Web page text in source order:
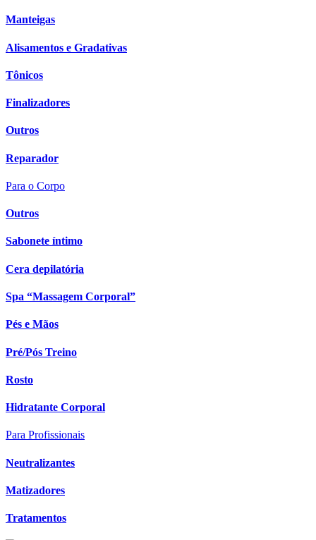
Manteigas
Alisamentos e Gradativas
Tônicos
Finalizadores
Outros
Reparador
Para o Corpo
Outros
Sabonete íntimo
Cera depilatória
Spa “Massagem Corporal”
Pés e Mãos
Pré/Pós Treino
Rosto
Hidratante Corporal
Para Profissionais
Neutralizantes
Matizadores
Tratamentos